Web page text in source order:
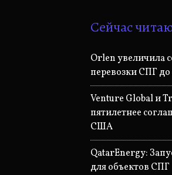
Сейчас
Orlen увеличила
перевозки СПГ
Venture Global и
пятилетнее
США
QatarEnergy:
для объектов СПГ